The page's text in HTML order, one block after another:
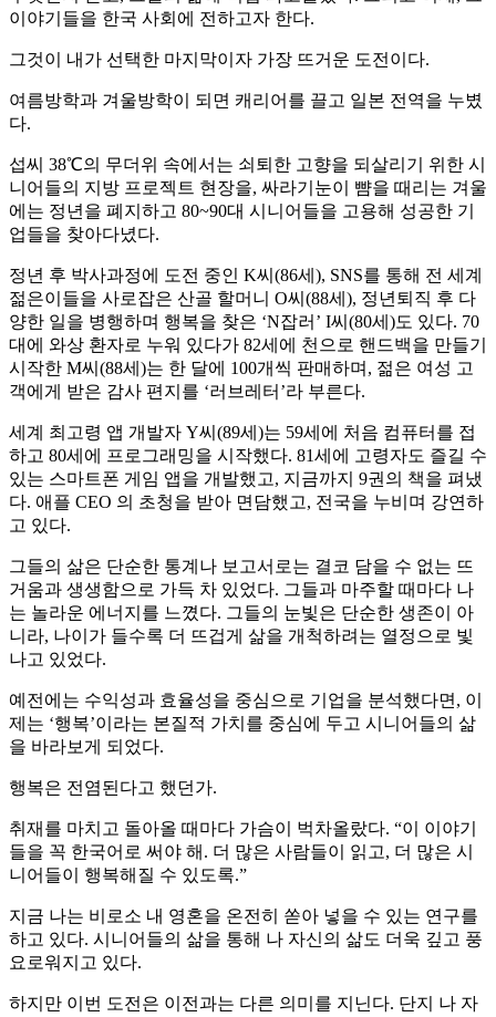
이야기들을 한국 사회에 전하고자 한다.
그것이 내가 선택한 마지막이자 가장 뜨거운 도전이다.
여름방학과 겨울방학이 되면 캐리어를 끌고 일본 전역을 누볐
다.
섭씨 38℃의 무더위 속에서는 쇠퇴한 고향을 되살리기 위한 시
니어들의 지방 프로젝트 현장을, 싸라기눈이 뺨을 때리는 겨울
에는 정년을 폐지하고 80~90대 시니어들을 고용해 성공한 기
업들을 찾아다녔다.
정년 후 박사과정에 도전 중인 K씨(86세), SNS를 통해 전 세계
젊은이들을 사로잡은 산골 할머니 O씨(88세), 정년퇴직 후 다
양한 일을 병행하며 행복을 찾은 ‘N잡러’ I씨(80세)도 있다. 70
대에 와상 환자로 누워 있다가 82세에 천으로 핸드백을 만들기
시작한 M씨(88세)는 한 달에 100개씩 판매하며, 젊은 여성 고
객에게 받은 감사 편지를 ‘러브레터’라 부른다.
세계 최고령 앱 개발자 Y씨(89세)는 59세에 처음 컴퓨터를 접
하고 80세에 프로그래밍을 시작했다. 81세에 고령자도 즐길 수
있는 스마트폰 게임 앱을 개발했고, 지금까지 9권의 책을 펴냈
다. 애플 CEO 의 초청을 받아 면담했고, 전국을 누비며 강연하
고 있다.
그들의 삶은 단순한 통계나 보고서로는 결코 담을 수 없는 뜨
거움과 생생함으로 가득 차 있었다. 그들과 마주할 때마다 나
는 놀라운 에너지를 느꼈다. 그들의 눈빛은 단순한 생존이 아
니라, 나이가 들수록 더 뜨겁게 삶을 개척하려는 열정으로 빛
나고 있었다.
예전에는 수익성과 효율성을 중심으로 기업을 분석했다면, 이
제는 ‘행복’이라는 본질적 가치를 중심에 두고 시니어들의 삶
을 바라보게 되었다.
행복은 전염된다고 했던가.
취재를 마치고 돌아올 때마다 가슴이 벅차올랐다. “이 이야기
들을 꼭 한국어로 써야 해. 더 많은 사람들이 읽고, 더 많은 시
니어들이 행복해질 수 있도록.”
지금 나는 비로소 내 영혼을 온전히 쏟아 넣을 수 있는 연구를
하고 있다. 시니어들의 삶을 통해 나 자신의 삶도 더욱 깊고 풍
요로워지고 있다.
하지만 이번 도전은 이전과는 다른 의미를 지닌다. 단지 나 자